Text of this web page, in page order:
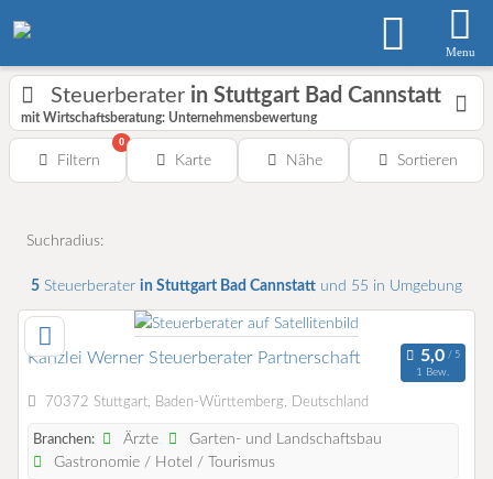
Menu
Steuerberater in Stuttgart Bad Cannstatt
mit Wirtschaftsberatung: Unternehmensbewertung
Filtern
0
Karte Nähe Sortieren
Suchradius:
5 Steuerberater in Stuttgart Bad Cannstatt und 55 in Umgebung
Kanzlei Werner Steuerberater Partnerschaft
1 Bew.
70372 Stuttgart, Baden-Württemberg, Deutschland
Branchen: Ärzte
Garten- und Landschaftsbau
Gastronomie / Hotel / Tourismus